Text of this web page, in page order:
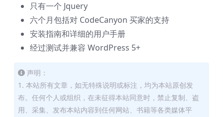
只有一个 Jquery
六个月包括对 CodeCanyon 买家的支持
安装指南和详细的用户手册
经过测试并兼容 WordPress 5+
声明：
1. 本站所有文章，如无特殊说明或标注，均为本站原创发
布。任何个人或组织，在未征得本站同意时，禁止复制、盗
用、采集、发布本站内容到任何网站、书籍等各类媒体平